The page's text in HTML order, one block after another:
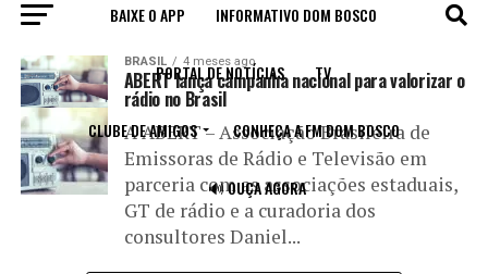
BAIXE O APP INFORMATIVO DOM BOSCO
PORTAL DE NOTÍCIAS TV
CLUBE DE AMIGOS CONHEÇA A FM DOM BOSCO
🔊 OUÇA AGORA
All posts tagged "ABERT"
BRASIL 4 meses ago
ABERT lança campanha nacional para valorizar o
rádio no Brasil
A ABERT – Associação Brasileira de
Emissoras de Rádio e Televisão em
parceria com as associações estaduais,
GT de rádio e a curadoria dos
consultores Daniel...